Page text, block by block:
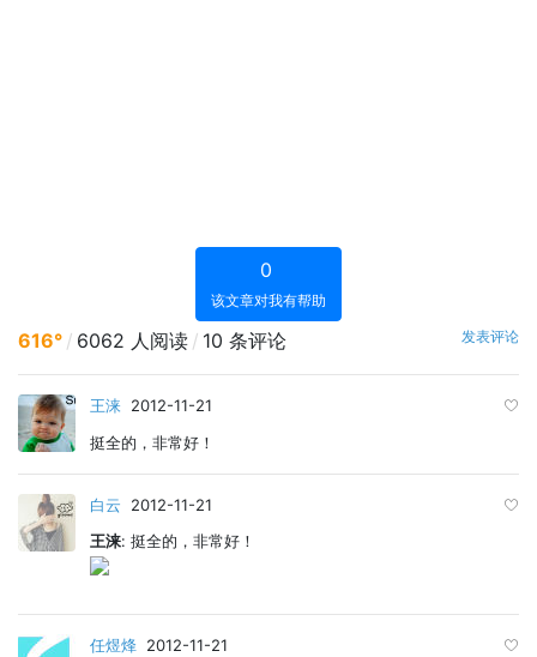
0
该文章对我有帮助
616° / 6062 人阅读 / 10 条评论 发表评论
王涞 2012-11-21
挺全的，非常好！
白云 2012-11-21
王涞: 挺全的，非常好！
任煜烽 2012-11-21